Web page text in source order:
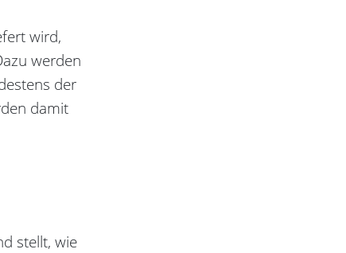
wird,
werden
der
damit
stellt, wie